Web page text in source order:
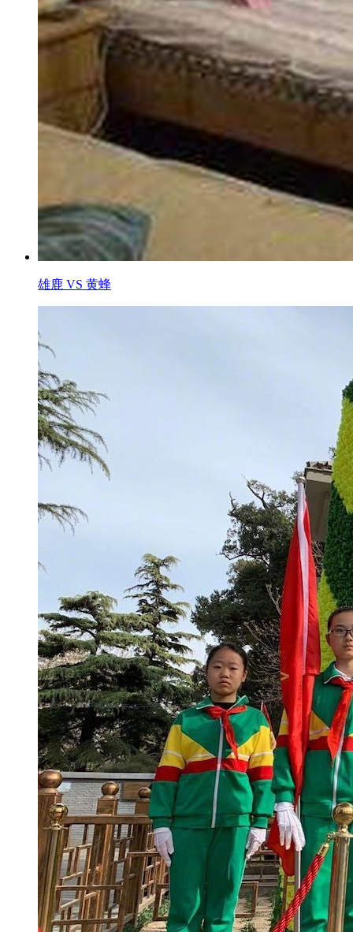
雄鹿 VS 黄蜂